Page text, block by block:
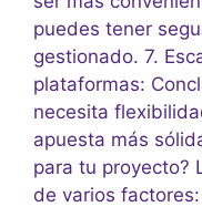
puedes tener
gestionado. 7.
plataformas:
necesita
apuesta más
para tu proyecto?
de varios